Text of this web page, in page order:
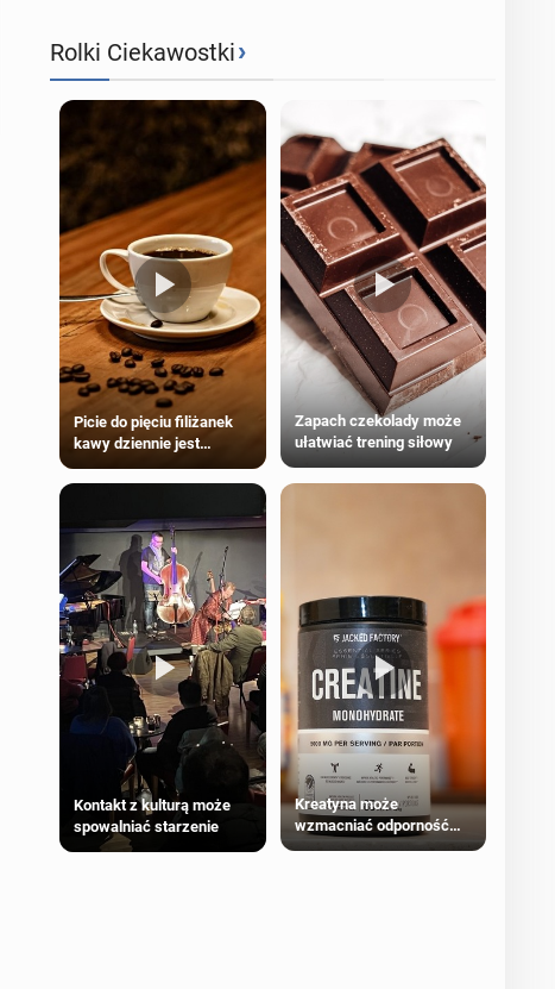
Rolki Ciekawostki›
Picie do pięciu filiżanek
kawy dziennie jest
większości dorosłych
Zapach czekolady może
ułatwiać trening siłowy
Kontakt z kulturą może
spowalniać starzenie
Kreatyna może
wzmacniać odporność
przeciw nowotworom